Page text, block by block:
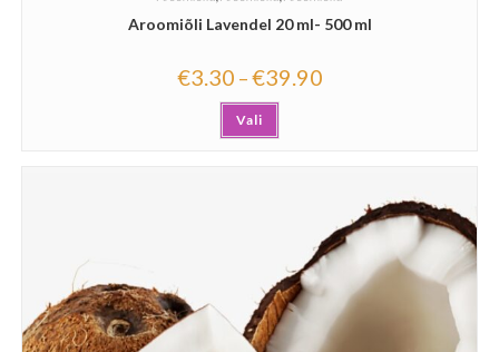
Aroomiõli Lavendel 20 ml- 500 ml
€3.30 –€39.90
Vali